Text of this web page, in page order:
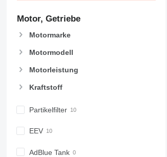
Motor, Getriebe
Motormarke
Motormodell
Motorleistung
Kraftstoff
Partikelfilter
EEV
AdBlue Tank